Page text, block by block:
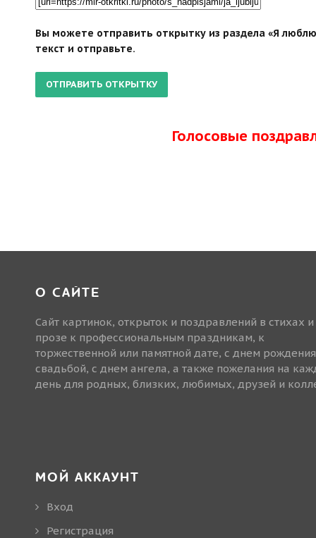
Вы можете отправить открытку из раздела «Я
текст и отправьте.
Голосовые
О САЙТЕ
Сайт картинок, открыток и поздравлений в стихах и
прозе к профессиональным праздникам, к
торжественной или памятной дате, с днем
свадьбой, с днем ангела, а также пожелания на
день для родных, близких, любимых, друзей и
МОЙ АККАУНТ
Вход
Регистрация